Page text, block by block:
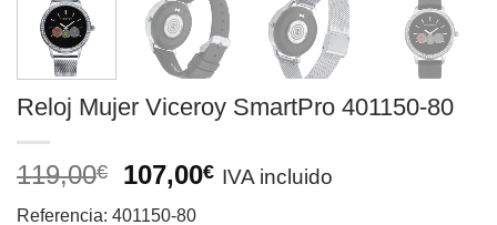
Reloj Mujer Viceroy SmartPro 401150-80
119,00€
El
107,00€ElIVA incluido
Referencia: 401150-80